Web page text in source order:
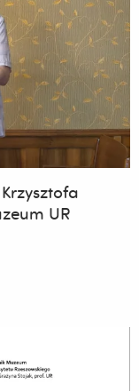
UR